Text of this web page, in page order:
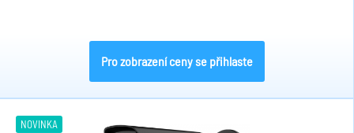
Pro zobrazení ceny se přihlaste
NOVINKA